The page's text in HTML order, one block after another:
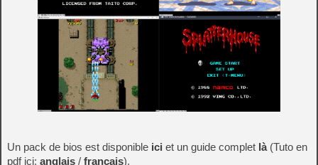
Un pack de bios est disponible ici et un guide complet là(Tuto en
pdf ici: anglais / français).